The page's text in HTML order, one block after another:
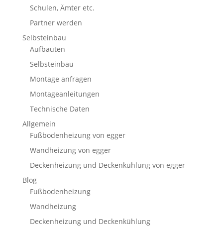
Schulen, Ämter etc.
Partner werden
Selbsteinbau
Aufbauten
Selbsteinbau
Montage anfragen
Montageanleitungen
Technische Daten
Allgemein
Fußbodenheizung von egger
Wandheizung von egger
Deckenheizung und Deckenkühlung von egger
Blog
Fußbodenheizung
Wandheizung
Deckenheizung und Deckenkühlung